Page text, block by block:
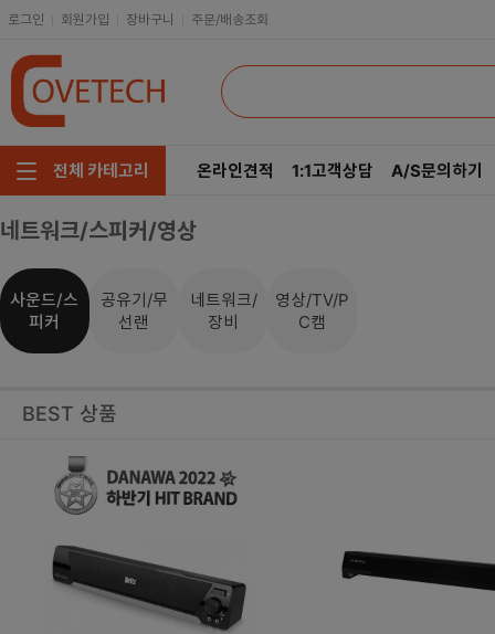
로그인 회원가입 장바구니 주문/배송조회
전체 카테고리
주요부품/키보드/마우스
모니터/노트북/데스크탑
저장장치/케이블/쿨러
소프트웨어/멀티탭/공구
헤드셋/태블릿/휴대폰
복합기/프린터/사무기기
메인보드
ODD
파워
온라인견적 1:1고객상담 A/S문의하기
네트워크/스피커/영상
사운드/스
피커
공유기/무
선랜
네트워크/
장비
영상/TV/P
C캠
BEST 상품